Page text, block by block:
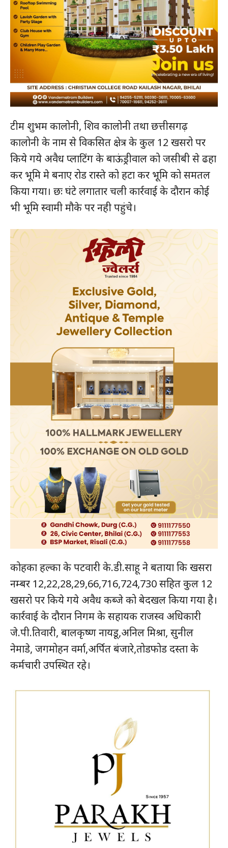
हमसे जुड़े
टीम शुभम कालोनी, शिव कालोनी तथा छत्तीसगढ़
कालोनी के नाम से विकसित क्षेत्र के कुल 12 खसरो पर
किये गये अवैध प्लाटिंग के बाऊंड्रीवाल को जसीबी से ढहा
कर भूमि मे बनाए रोड रास्ते को हटा कर भूमि को समतल
किया गया। छः घंटे लगातार चली कार्रवाई के दौरान कोई
भी भूमि स्वामी मौके पर नही पहुंचे।
कोहका हल्का के पटवारी के.डी.साहू ने बताया कि खसरा
नम्बर 12,22,28,29,66,716,724,730 सहित कुल 12
खसरो पर किये गये अवैध कब्जे को बेदखल किया गया है।
कार्रवाई के दौरान निगम के सहायक राजस्व अधिकारी
जे.पी.तिवारी, बालकृष्ण नायडू,अनिल मिश्रा, सुनील
नेमाडे, जगमोहन वर्मा,अर्पित बंजारे,तोडफोड दस्ता के
कर्मचारी उपस्थित रहे।